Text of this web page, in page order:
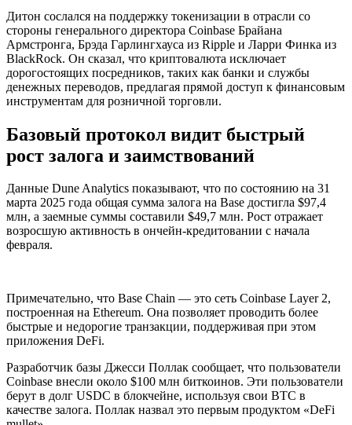
Дитон сослался на поддержку токенизации в отрасли со
стороны генерального директора Coinbase Брайана
Армстронга, Брэда Гарлингхауса из Ripple и Ларри Финка из
BlackRock. Он сказал, что криптовалюта исключает
дорогостоящих посредников, таких как банки и службы
денежных переводов, предлагая прямой доступ к финансовым
инструментам для розничной торговли.
Базовый протокол видит быстрый
рост залога и заимствований
Данные Dune Analytics показывают, что по состоянию на 31
марта 2025 года общая сумма залога на Base достигла $97,4
млн, а заемные суммы составили $49,7 млн. Рост отражает
возросшую активность в ончейн-кредитовании с начала
февраля.
Примечательно, что Base Chain — это сеть Coinbase Layer 2,
построенная на Ethereum. Она позволяет проводить более
быстрые и недорогие транзакции, поддерживая при этом
приложения DeFi.
Разработчик базы Джесси Поллак сообщает, что пользователи
Coinbase внесли около $100 млн биткоинов. Эти пользователи
берут в долг USDC в блокчейне, используя свои BTC в
качестве залога. Поллак назвал это первым продуктом «DeFi